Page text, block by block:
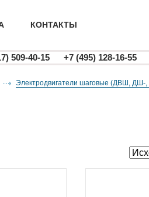
КОНТАКТЫ
509-40-15 +7 (495) 128-16-55
электродвигатели шаговые (ДВШ,